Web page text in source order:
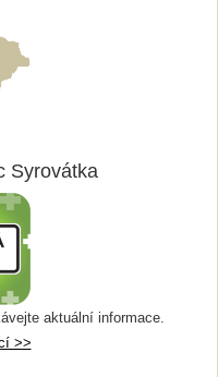
Syrovátka
aktuální informace.
>>